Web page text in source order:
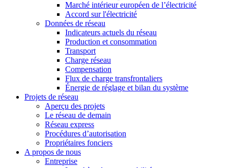
Marché intérieur européen de l’électricité
Accord sur l'électricité
Données de réseau
Indicateurs actuels du réseau
Production et consommation
Transport
Charge réseau
Compensation
Flux de charge transfrontaliers
Énergie de réglage et bilan du système
Projets de réseau
Aperçu des projets
Le réseau de demain
Réseau express
Procédures d’autorisation
Propriétaires fonciers
A propos de nous
Entreprise